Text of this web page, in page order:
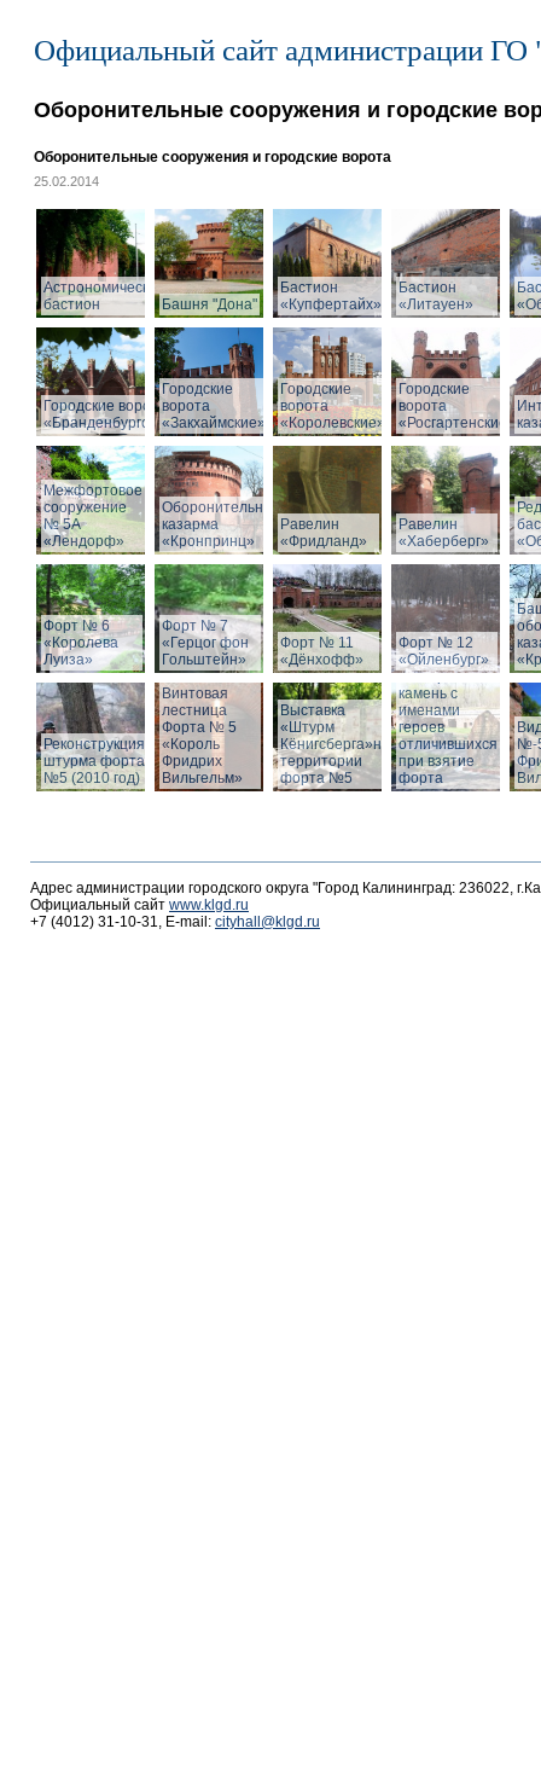
Официальный сайт администрации ГО
Оборонительные сооружения и городские
Оборонительные сооружения и городские ворота
25.02.2014
Астрономический
бастион
Башня "Дона"
Бастион
«Купфертайх»
Бастион
«Литауен»
Городские ворота
«Бранденбургские»
Городские
ворота
«Закхаймские»
Городские
ворота
«Королевские»
Городские
ворота
«Росгартенские»
Межфортовое
сооружение
№ 5А
«Лендорф»
Оборонительная
казарма
«Кронпринц»
Равелин
«Фридланд»
Равелин
«Хаберберг»
Форт № 6
«Королева
Луиза»
Форт № 7
«Герцог фон
Гольштейн»
Форт № 11
«Дёнхофф»
Форт № 12
«Ойленбург»
Реконструкция
штурма форта
№5 (2010 год)
Винтовая
лестница
Форта № 5
«Король
Фридрих
Вильгельм»
Выставка
«Штурм
Кёнигсберга»на
территории
форта №5
Мемориальный
камень с
именами
героев
отличившихся
при взятие
форта
№-
Адрес администрации городского округа "Город Калининград: 236022,
Официальный сайт www.klgd.ru
+7 (4012) 31-10-31, E-mail: cityhall@klgd.ru